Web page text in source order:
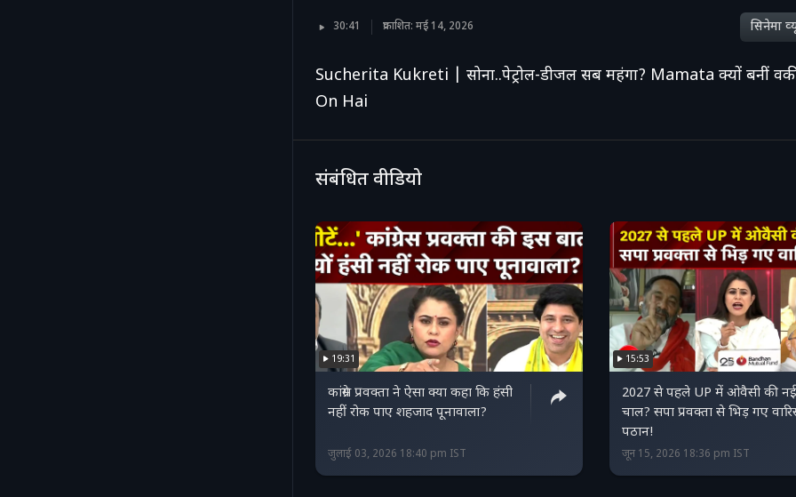
30:41 प्रकाशित: मई 14, 2026 सिनेमा
Sucherita Kukreti | सोना..पेट्रोल-डीजल सब महंगा? Mamata क्यों बनीं
On Hai
संबंधित वीडियो
19:31
कांग्रेस प्रवक्ता ने ऐसा क्या कहा कि हंसी
नहीं रोक पाए शहजाद पूनावाला?
जुलाई 03, 2026 18:40 pm IST
15:53
2027 से पहले UP में ओवैसी की नई
चाल? सपा प्रवक्ता से भिड़ गए
पठान!
जून 15, 2026 18:36 pm IST